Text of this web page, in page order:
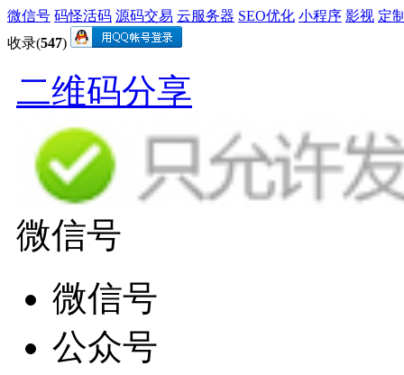
微信号 码怪活码 源码交易 云服务器 SEO优化 小程序 影视 定
收录(547)
二维码分享
微信号
微信号
公众号